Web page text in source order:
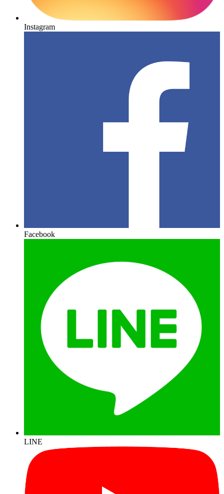
Instagram
Facebook
LINE